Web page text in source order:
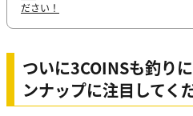
ださい！
ついに3COINSも釣り
ンナップに注目してく